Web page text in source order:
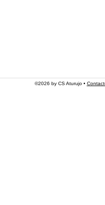
©2026 by CS Aturujo •